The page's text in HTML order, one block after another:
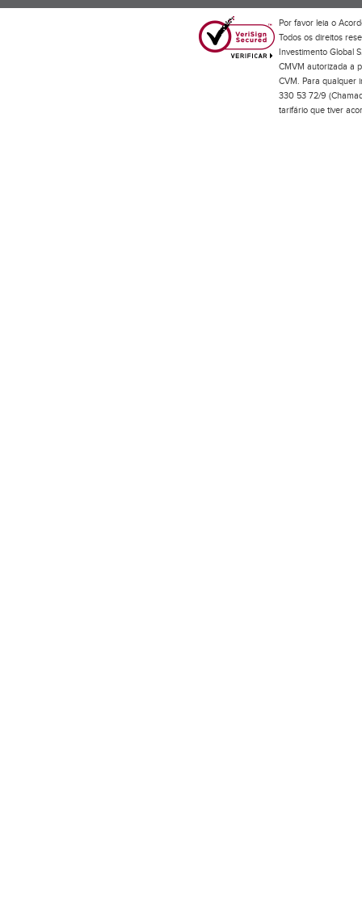
Por favor leia o
Todos os direitos
Investimento Global
CMVM autorizada a
CVM. Para qualquer
330 53 72/9
tarifário que tiver